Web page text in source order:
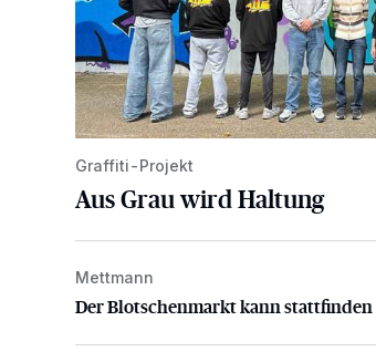
Graffiti-Projekt
Aus Grau wird Haltung
Der Blotschenmarkt kann stattfinden
Mettmann
Der Blotschenmarkt kann stattfinden